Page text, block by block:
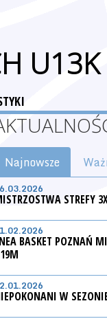
U13K
Najnowsze
STREFY
BASKET POZNAŃ
W